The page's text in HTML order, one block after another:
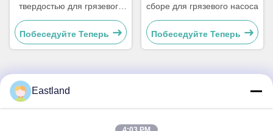
твердостью для грязевого
насоса с бычьим носом
Побеседуйте Теперь
сборе для грязевого насоса
Побеседуйте Теперь
Быстрый контакт
Eastland